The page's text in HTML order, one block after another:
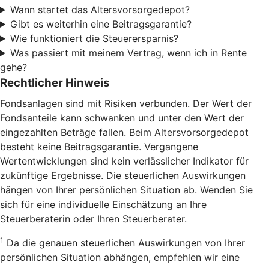
Wann startet das Altersvorsorgedepot?
Gibt es weiterhin eine Beitragsgarantie?
Wie funktioniert die Steuerersparnis?
Was passiert mit meinem Vertrag, wenn ich in Rente
gehe?
Rechtlicher Hinweis
Fondsanlagen sind mit Risiken verbunden. Der Wert der
Fondsanteile kann schwanken und unter den Wert der
eingezahlten Beträge fallen. Beim Altersvorsorgedepot
besteht keine Beitragsgarantie. Vergangene
Wertentwicklungen sind kein verlässlicher Indikator für
zukünftige Ergebnisse. Die steuerlichen Auswirkungen
hängen von Ihrer persönlichen Situation ab. Wenden Sie
sich für eine individuelle Einschätzung an Ihre
Steuerberaterin oder Ihren Steuerberater.
1 Da die genauen steuerlichen Auswirkungen von Ihrer
persönlichen Situation abhängen, empfehlen wir eine